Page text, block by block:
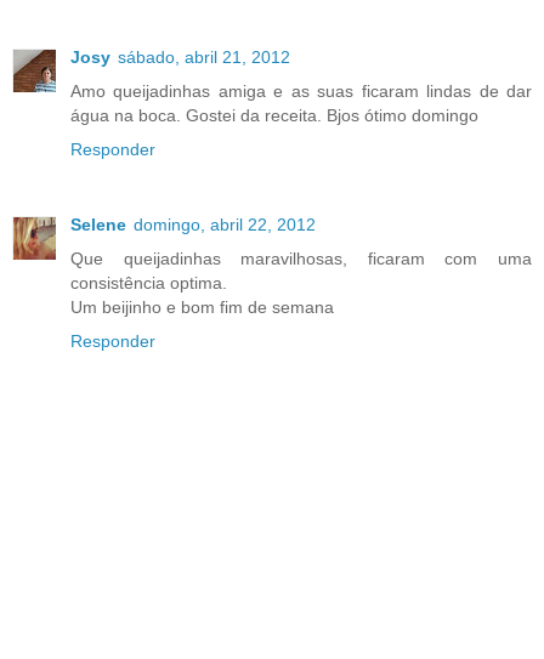
Josy sábado, abril 21, 2012
Amo queijadinhas amiga e as suas ficaram lindas de dar
água na boca. Gostei da receita. Bjos ótimo domingo
Responder
Selene domingo, abril 22, 2012
Que queijadinhas maravilhosas, ficaram com uma
consistência optima.
Um beijinho e bom fim de semana
Responder